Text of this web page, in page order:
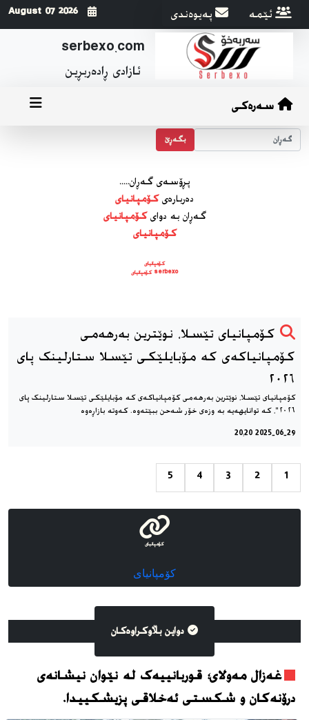
serbexo.com
ئازادی ڕاده‌ربڕین
ئێمه په‌یوه‌ندی 2026 August 07
سەرەکی
بگه‌ڕێ
پڕۆسه‌ی گه‌ڕان.....
ده‌رباره‌یکۆمپانیای
گه‌ڕان به دوایکۆمپانیای
کۆمپانیای
کۆمپانیای
serbexo کۆمپانیای
کۆمپانیای تێسلا، نوێترین بەرهەمی
کۆمپانیاکەی کە مۆبایلێکی تێسلا ستارلینک پای
٢٠٢٦
کۆمپانیای تێسلا، نوێترین بەرهەمی کۆمپانیاکەی کە مۆبایلێکی تێسلا ستارلینک پای
٢٠٢٦"، کە توانایهەیە بە وزەی خۆر شەحن ببێتەوە. کەوتە بازاڕەوە
2025-06-29 20:20
1
2
3
4
5
کۆمپانیای
کۆمپانیای
دواین بڵاوکراوه‌کان
غەزال مەولای؛ قوربانییەک لە نێوان نیشانەی
درۆنەکان و شکستی ئەخلاقی پزیشکییدا.